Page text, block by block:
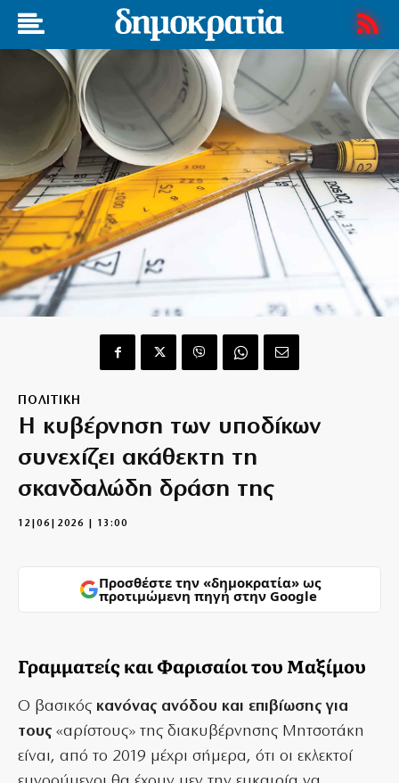
ΠΟΛΙΤΙΚΗ
Η κυβέρνηση των υποδίκων
συνεχίζει ακάθεκτη τη
σκανδαλώδη δράση της
12|06|2026 | 13:00
Προσθέστε την «δημοκρατία» ως
προτιμώμενη πηγή στην Google
Γραμματείς και Φαρισαίοι του Μαξίμου
Ο βασικός κανόνας ανόδου και επιβίωσης για
τους «αρίστους» της διακυβέρνησης Μητσοτάκη
είναι, από το 2019 μέχρι σήμερα, ότι οι εκλεκτοί